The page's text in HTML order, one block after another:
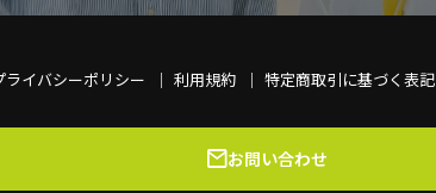
ライバシーポリシー 利用規約 特定商取引に基づく表記
お問い合わせ